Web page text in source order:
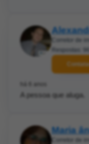
Corretor de
Respostas:
há 6 anos
A pessoa que aluga.
Maria
Corretor de